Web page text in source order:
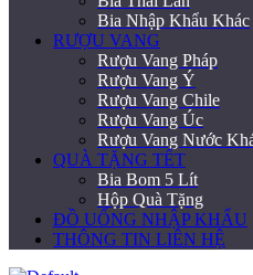
Bia Nhập Khẩu Khác
RƯỢU VANG
Rượu Vang Pháp
Rượu Vang Ý
Rượu Vang Chile
Rượu Vang Úc
Rượu Vang Nước
QUÀ TẶNG TẾT
Bia Bom 5 Lít
Hộp Quà Tặng
ĐỒ UỐNG NHẬP KHẨU
THÔNG TIN LIÊN HỆ